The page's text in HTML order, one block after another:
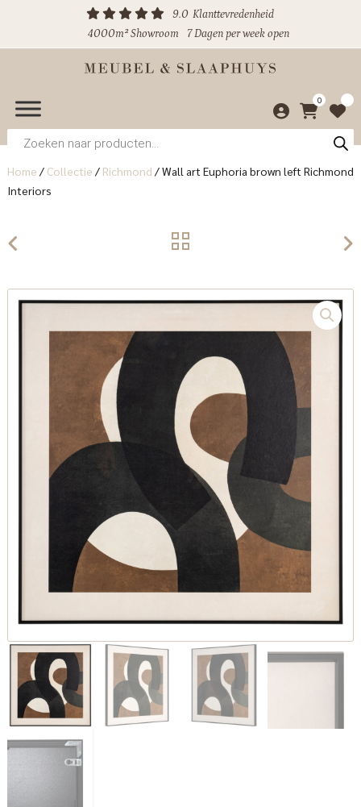
9.0 Klanttevredenheid
4000m² Showroom
7 Dagen per week open
0
Producten
zoeken
Home / Collectie / Richmond /Wall art Euphoria brown left Richmond
Interiors